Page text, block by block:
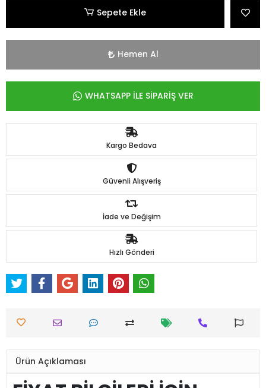
Sepete Ekle
Hemen Al
WHATSAPP İLE SİPARİŞ VER
Kargo Bedava
Güvenli Alışveriş
İade ve Değişim
Hızlı Gönderi
Ürün Açıklaması